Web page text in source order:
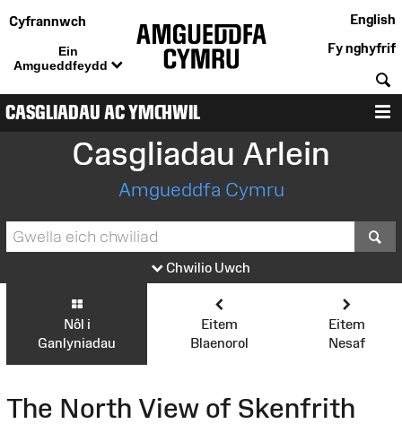
Cyfrannwch
Ein
Amgueddfeydd
English
Fy nghyfrif
CASGLIADAU AC YMCHWIL
Casgliadau Arlein
Amgueddfa Cymru
Chwilio Uwch
Nôl i
Ganlyniadau
Eitem
Blaenorol
Eitem
Nesaf
The North View of Skenfrith